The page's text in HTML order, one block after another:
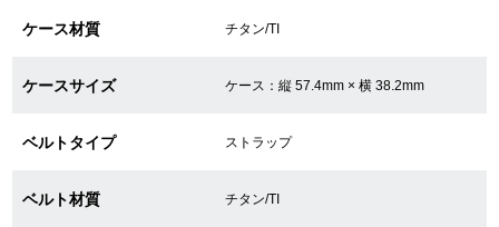
店舗取り寄せサービス
ケース材質 チタン/TI
ケースサイズ ケース：縦 57.4mm × 横 38.2mm
ベルトタイプ ストラップ
ベルト材質 チタン/TI